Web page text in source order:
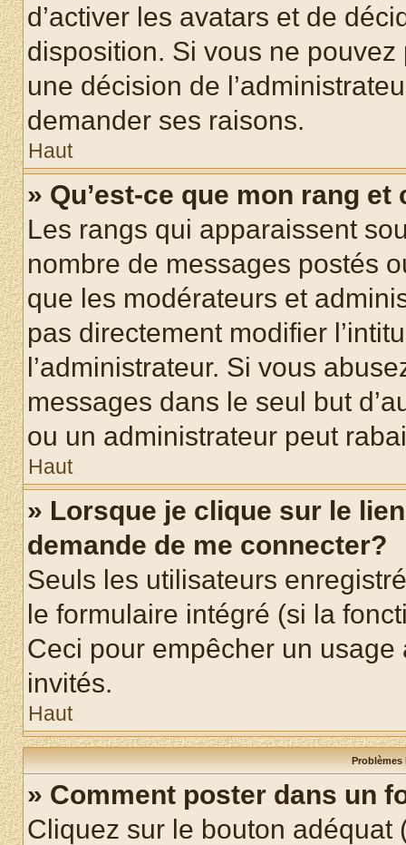
d’activer les avatars et de
disposition. Si vous ne pouvez
une décision de
demander ses raisons.
Haut
» Qu’est-ce que mon rang
Les rangs qui apparaissent
nombre de messages postés
que les modérateurs et
pas directement modifier
l’administrateur. Si vous
messages dans le seul but
ou un administrateur peut
Haut
» Lorsque je clique sur le
demande de me connecter?
Seuls les utilisateurs
le formulaire intégré (si la
Ceci pour empêcher un
invités.
Haut
Problèmes
» Comment poster dans un
Cliquez sur le bouton